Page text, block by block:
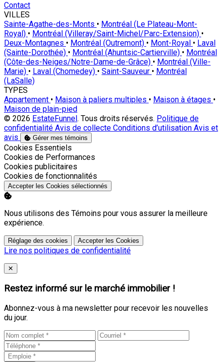
Contact
VILLES
Sainte-Agathe-des-Monts • Montréal (Le Plateau-Mont-
Royal) • Montréal (Villeray/Saint-Michel/Parc-Extension) •
Deux-Montagnes • Montréal (Outremont) • Mont-Royal • Laval
(Sainte-Dorothée) • Montréal (Ahuntsic-Cartierville) • Montréal
(Côte-des-Neiges/Notre-Dame-de-Grâce) • Montréal (Ville-
Marie) • Laval (Chomedey) • Saint-Sauveur • Montréal
(LaSalle)
TYPES
Appartement • Maison à paliers multiples • Maison à étages •
Maison de plain-pied
© 2026 EstateFunnel . Tous droits réservés. Politique de
confidentialité Avis de collecte Conditions d’utilisation Avis et
avis
Gérer mes témoins
Activer
Cookies Essentiels
Activer
Cookies de Performances
Activer
Cookies publicitaires
Activer
Cookies de fonctionnalités
Accepter les Cookies sélectionnés
Nous utilisons des Témoins pour vous assurer la meilleure
expérience.
Réglage des cookies Accepter les Cookies
Lire nos politiques de confidentialité
Close
✕
Restez informé sur le marché immobilier !
Abonnez-vous à ma newsletter pour recevoir les nouvelles
du jour.